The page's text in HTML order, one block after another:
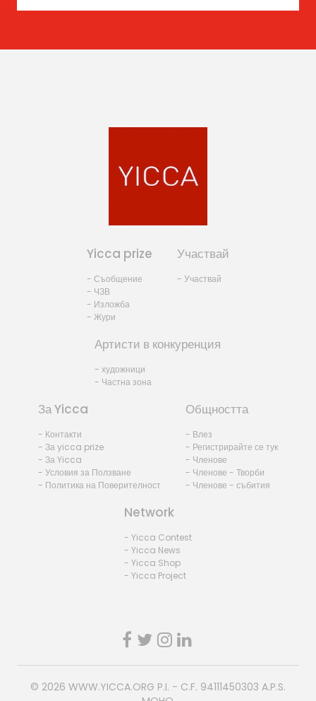
Yicca prize
- Съобщение
- ЧЗВ
- Изложба
- Жури
Участвай
- Участвай
Артисти в конкуренция
- художници
- Частна зона
За Yicca
- Контакти
- За yicca prize
- За Yicca
- Условия за Ползване
- Политика на Поверителност
Общността
- Влез
- Регистрирайте се тук
- Членове
- Членове - Творби
- Членове - събития
Network
- Yicca Contest
- Yicca News
- Yicca Shop
- Yicca Project
© 2026 WWW.YICCA.ORG P.I. - C.F. 94111450303 A.P.S.